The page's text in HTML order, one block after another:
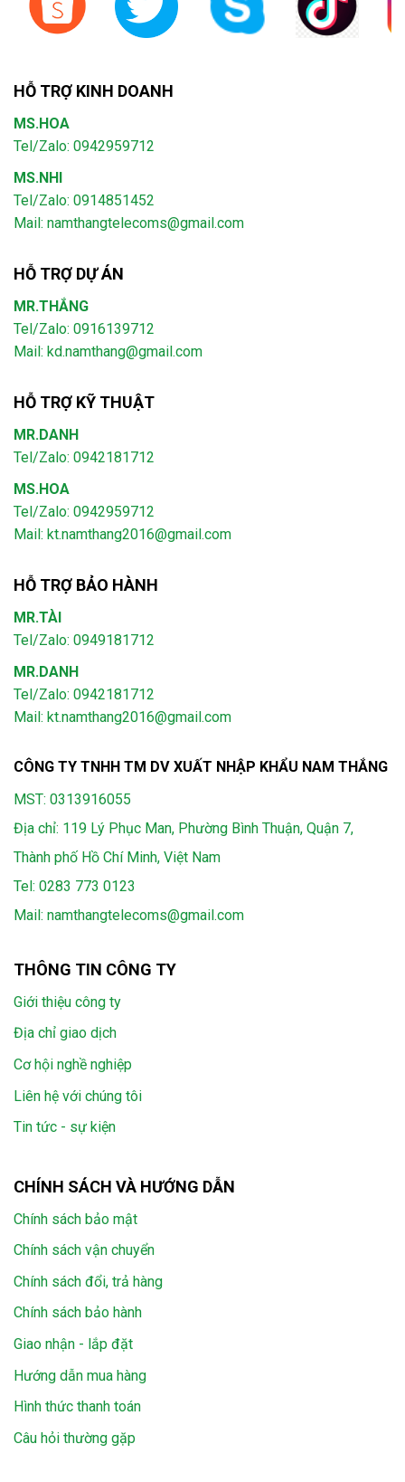
HỖ TRỢ KINH DOANH
MS.HOA
Tel/Zalo: 0942959712
MS.NHI
Tel/Zalo: 0914851452
Mail: namthangtelecoms@gmail.com
HỖ TRỢ DỰ ÁN
MR.THẮNG
Tel/Zalo: 0916139712
Mail: kd.namthang@gmail.com
HỖ TRỢ KỸ THUẬT
MR.DANH
Tel/Zalo: 0942181712
MS.HOA
Tel/Zalo: 0942959712
Mail: kt.namthang2016@gmail.com
HỖ TRỢ BẢO HÀNH
MR.TÀI
Tel/Zalo: 0949181712
MR.DANH
Tel/Zalo: 0942181712
Mail: kt.namthang2016@gmail.com
CÔNG TY TNHH TM DV XUẤT NHẬP KHẨU NAM THẮNG
MST: 0313916055
Địa chỉ: 119 Lý Phục Man, Phường Bình Thuận, Quận 7,
Thành phố Hồ Chí Minh, Việt Nam
Tel: 0283 773 0123
Mail: namthangtelecoms@gmail.com
THÔNG TIN CÔNG TY
Giới thiệu công ty
Địa chỉ giao dịch
Cơ hội nghề nghiệp
Liên hệ với chúng tôi
Tin tức - sự kiện
CHÍNH SÁCH VÀ HƯỚNG DẪN
Chính sách bảo mật
Chính sách vận chuyển
Chính sách đổi, trả hàng
Chính sách bảo hành
Giao nhận - lắp đặt
Hướng dẫn mua hàng
Hình thức thanh toán
Câu hỏi thường gặp